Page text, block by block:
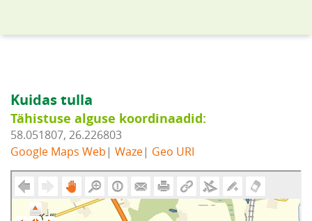
Kuidas tulla
Tähistuse alguse koordinaadid:
58.051807, 26.226803
Google Maps Web | Waze| Geo URI